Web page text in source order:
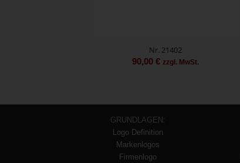
Nr. 21402
90,00 € zzgl. MwSt.
GRUNDLAGEN:
Logo Definition
Markenlogos
Firmenlogo